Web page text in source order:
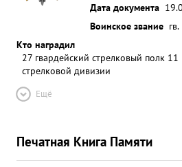
Дата документа
Воинское звание
Кто наградил
27 гвардейский стрелковый полк 11
стрелковой дивизии
Ещё
Печатная Книга Памяти